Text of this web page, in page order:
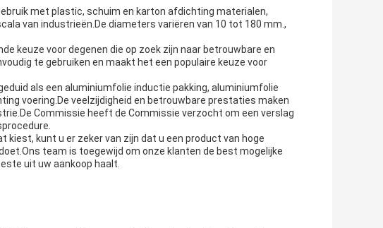
met plastic, schuim en karton afdichting materialen,
van industrieën.De diameters variëren van 10 tot 180 mm.,
keuze voor degenen die op zoek zijn naar betrouwbare en
te gebruiken en maakt het een populaire keuze voor
als een aluminiumfolie inductie pakking, aluminiumfolie
voering.De veelzijdigheid en betrouwbare prestaties maken
Commissie heeft de Commissie verzocht om een verslag
kunt u er zeker van zijn dat u een product van hoge
team is toegewijd om onze klanten de best mogelijke
uit uw aankoop haalt.